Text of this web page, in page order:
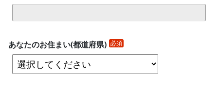
あなたのお住まい(都道府県) 必須